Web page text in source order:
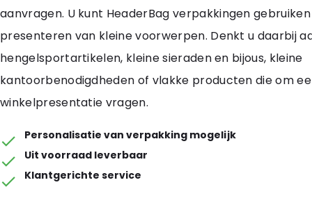
aanvragen. U kunt HeaderBag verpakkingen
presenteren van kleine voorwerpen. Denkt u daarbij
hengelsportartikelen, kleine sieraden en bijous, kleine
kantoorbenodigdheden of vlakke producten die om
winkelpresentatie vragen.
Personalisatie van verpakking mogelijk
Uit voorraad leverbaar
Klantgerichte service